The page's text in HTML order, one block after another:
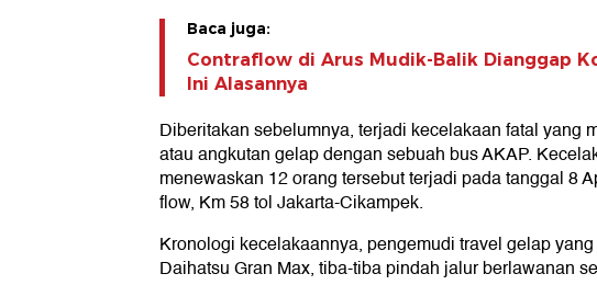
Baca juga:
Contraflow di Arus Mudik-Balik Dianggap
Ini Alasannya
Diberitakan sebelumnya, terjadi kecelakaan fatal yang
atau angkutan gelap dengan sebuah bus AKAP.
menewaskan 12 orang tersebut terjadi pada tanggal 8
flow, Km 58 tol Jakarta-Cikampek.
Kronologi kecelakaannya, pengemudi travel gelap
Daihatsu Gran Max, tiba-tiba pindah jalur berlawanan